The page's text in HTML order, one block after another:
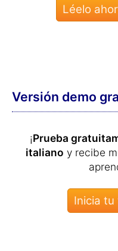
Léelo
Versión demo
¡Prueba
italiano y recibe